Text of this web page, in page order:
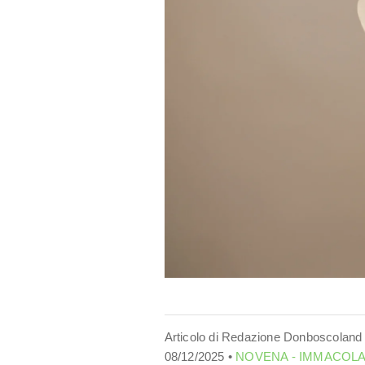
Articolo di Redazione Donboscoland
08/12/2025 • NOVENA -